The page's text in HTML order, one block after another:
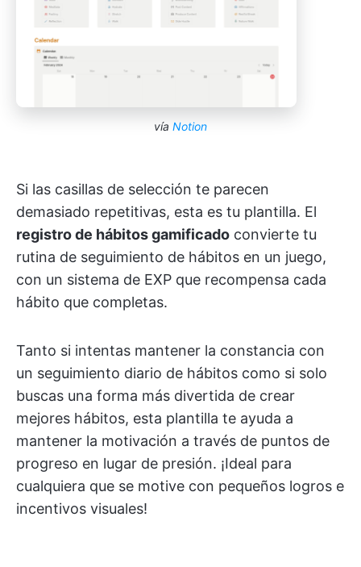
vía Notion
Si las casillas de selección te parecen
demasiado repetitivas, esta es tu plantilla. El
registro de hábitos gamificado convierte tu
rutina de seguimiento de hábitos en un juego,
con un sistema de EXP que recompensa cada
hábito que completas.
Tanto si intentas mantener la constancia con
un seguimiento diario de hábitos como si solo
buscas una forma más divertida de crear
mejores hábitos, esta plantilla te ayuda a
mantener la motivación a través de puntos de
progreso en lugar de presión. ¡Ideal para
cualquiera que se motive con pequeños logros e
incentivos visuales!